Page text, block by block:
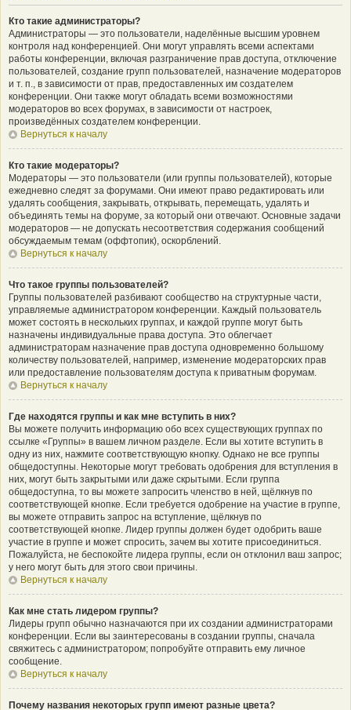
Кто такие администраторы?
Администраторы — это пользователи, наделённые высшим уровнем
контроля над конференцией. Они могут управлять всеми аспектами
работы конференции, включая разграничение прав доступа, отключение
пользователей, создание групп пользователей, назначение модераторов
и т. п., в зависимости от прав, предоставленных им создателем
конференции. Они также могут обладать всеми возможностями
модераторов во всех форумах, в зависимости от настроек,
произведённых создателем конференции.
Вернуться к началу
Кто такие модераторы?
Модераторы — это пользователи (или группы пользователей), которые
ежедневно следят за форумами. Они имеют право редактировать или
удалять сообщения, закрывать, открывать, перемещать, удалять и
объединять темы на форуме, за который они отвечают. Основные задачи
модераторов — не допускать несоответствия содержания сообщений
обсуждаемым темам (оффтопик), оскорблений.
Вернуться к началу
Что такое группы пользователей?
Группы пользователей разбивают сообщество на структурные части,
управляемые администратором конференции. Каждый пользователь
может состоять в нескольких группах, и каждой группе могут быть
назначены индивидуальные права доступа. Это облегчает
администраторам назначение прав доступа одновременно большому
количеству пользователей, например, изменение модераторских прав
или предоставление пользователям доступа к приватным форумам.
Вернуться к началу
Где находятся группы и как мне вступить в них?
Вы можете получить информацию обо всех существующих группах по
ссылке «Группы» в вашем личном разделе. Если вы хотите вступить в
одну из них, нажмите соответствующую кнопку. Однако не все группы
общедоступны. Некоторые могут требовать одобрения для вступления в
них, могут быть закрытыми или даже скрытыми. Если группа
общедоступна, то вы можете запросить членство в ней, щёлкнув по
соответствующей кнопке. Если требуется одобрение на участие в группе,
вы можете отправить запрос на вступление, щёлкнув по
соответствующей кнопке. Лидер группы должен будет одобрить ваше
участие в группе и может спросить, зачем вы хотите присоединиться.
Пожалуйста, не беспокойте лидера группы, если он отклонил ваш запрос;
у него могут быть для этого свои причины.
Вернуться к началу
Как мне стать лидером группы?
Лидеры групп обычно назначаются при их создании администраторами
конференции. Если вы заинтересованы в создании группы, сначала
свяжитесь с администратором; попробуйте отправить ему личное
сообщение.
Вернуться к началу
Почему названия некоторых групп имеют разные цвета?